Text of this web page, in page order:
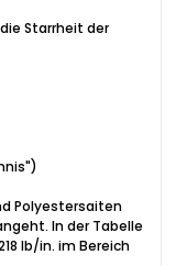
Starrheit der
Polyestersaiten
In der Tabelle
lb/in. im Bereich